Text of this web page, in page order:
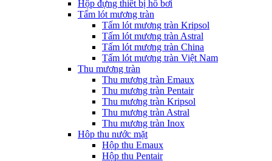
Hộp đựng thiết bị hồ bơi
Tấm lót mương tràn
Tấm lót mương tràn Kripsol
Tấm lót mương tràn Astral
Tấm lót mương tràn China
Tấm lót mương tràn Việt Nam
Thu mương tràn
Thu mương tràn Emaux
Thu mương tràn Pentair
Thu mương tràn Kripsol
Thu mương tràn Astral
Thu mương tràn Inox
Hôp thu nước mặt
Hộp thu Emaux
Hộp thu Pentair